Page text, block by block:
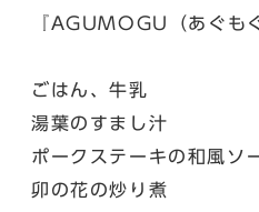
『AGUMOGU（あぐも
ごはん、牛乳
湯葉のすまし汁
ポークステーキの和風ソ
卯の花の炒り煮